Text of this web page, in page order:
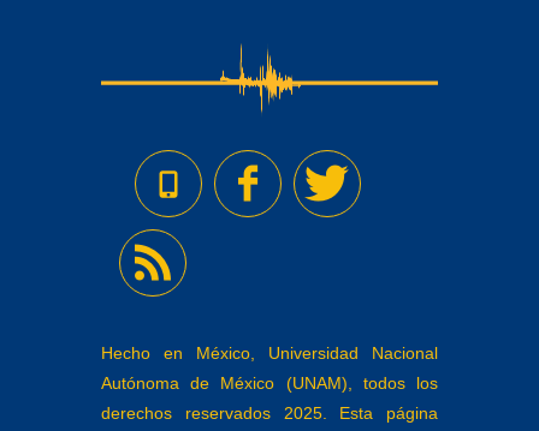
Hecho en México, Universidad Nacional
Autónoma de México (UNAM), todos los
derechos reservados 2025. Esta página